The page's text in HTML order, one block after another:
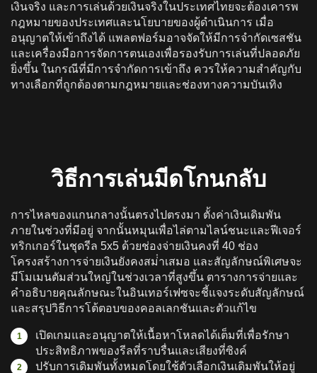
เงินจริง และการเล่นด้วยเงินจริงในประเทศไทยจะต้องเคารพ
กฎหมายของประเทศและนโยบายของผู้ดําเนินการ เมื่อ
อนุญาตให้เข้าถึงได้ แพลตฟอร์มอาจจัดให้มีการจํากัดเซสชัน
และเครื่องมือการจัดการตนเองเพื่อรองรับการเล่นที่ปลอดภัย
ยิ่งขึ้น ในกรณีที่มีการจํากัดการเข้าถึง ควรให้ความสําคัญกับ
ทางเลือกที่ถูกต้องตามกฎหมายและช่องทางความบันเทิง
วิธีการเล่นมีดโกนกลับ
การไหลของแกนกลางนั้นตรงไปตรงมา ตั้งค่าเงินเดิมพัน
ภายในช่วงที่มีอยู่ จากนั้นหมุนเพื่อไล่ตามไลน์ชนะและฟีเจอร์
ทริกเกอร์ในชุดรีล 5x5 ด้วยช่องจ่ายเงินคงที่ 40 ช่อง
โครงสร้างการจ่ายเงินยังคงสม่ําเสมอ และสัญลักษณ์พิเศษจะ
มีโมเมนตัมส่วนใหญ่ในช่วงเวลาที่สูงขึ้น ตารางการจ่ายและ
คําอธิบายคุณลักษณะในอินเทอร์เฟซจะชี้แจงระดับสัญลักษณ์
และสรุปวิธีการโต้ตอบของคอลเลกชันและตัวแก้ไข
เปิดเกมและอนุญาตให้เนื้อหาโหลดได้เต็มที่เพื่อรักษา
ประสิทธิภาพของรีลที่ราบรื่นและเสียงที่ซิงค์
ปรับการเดิมพันทั้งหมดโดยใช้ตัวเลือกเงินเดิมพันให้อยู่